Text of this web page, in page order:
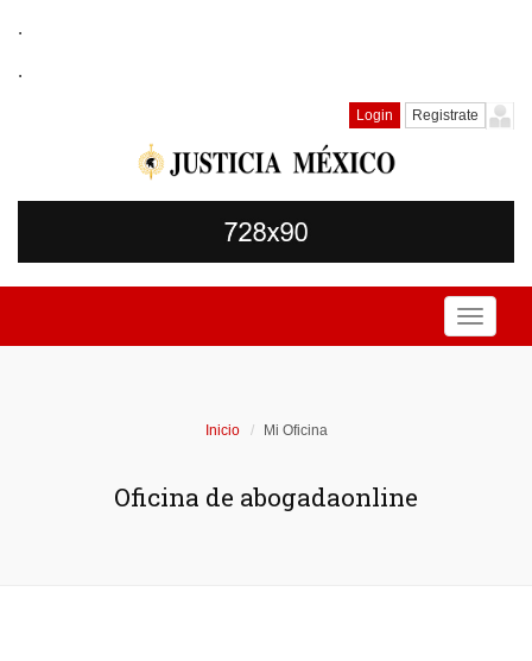
.
.
Login Registrate
Toggle
Inicio Mi Oficina
Oficina de abogadaonline